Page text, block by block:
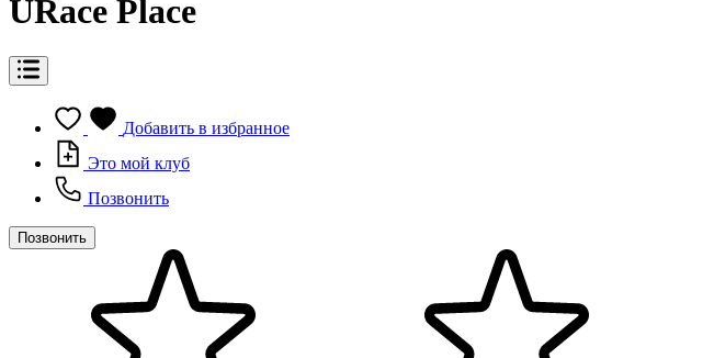
URace Place
Добавить в избранное
Это мой клуб
Позвонить
Позвонить